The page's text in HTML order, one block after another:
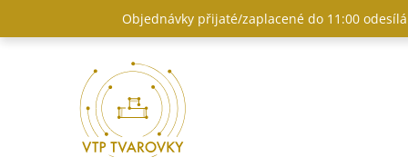
obsah
Objednávky přijaté/zaplacené do 11:00